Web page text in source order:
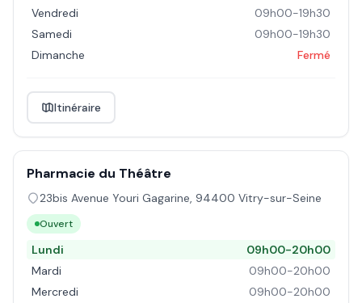
Vendredi
09h00-19h30
Samedi
09h00-19h30
Dimanche
Fermé
Itinéraire
Pharmacie du Théâtre
23bis Avenue Youri Gagarine, 94400 Vitry-sur-Seine
Ouvert
Lundi
09h00-20h00
Mardi
09h00-20h00
Mercredi
09h00-20h00